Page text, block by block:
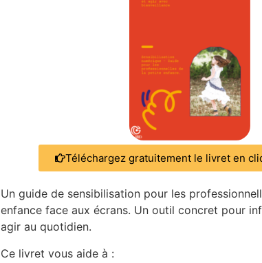
Téléchargez gratuitement le livret en
Un guide de sensibilisation pour les
enfance face aux écrans. Un outil concret pour
agir au quotidien.
Ce livret vous aide à :